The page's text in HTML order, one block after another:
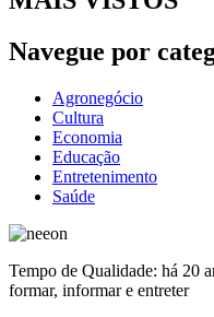
Navegue por
Agronegócio
Cultura
Economia
Educação
Entretenimento
Saúde
Tempo de Qualidade: há 20
formar, informar e entreter